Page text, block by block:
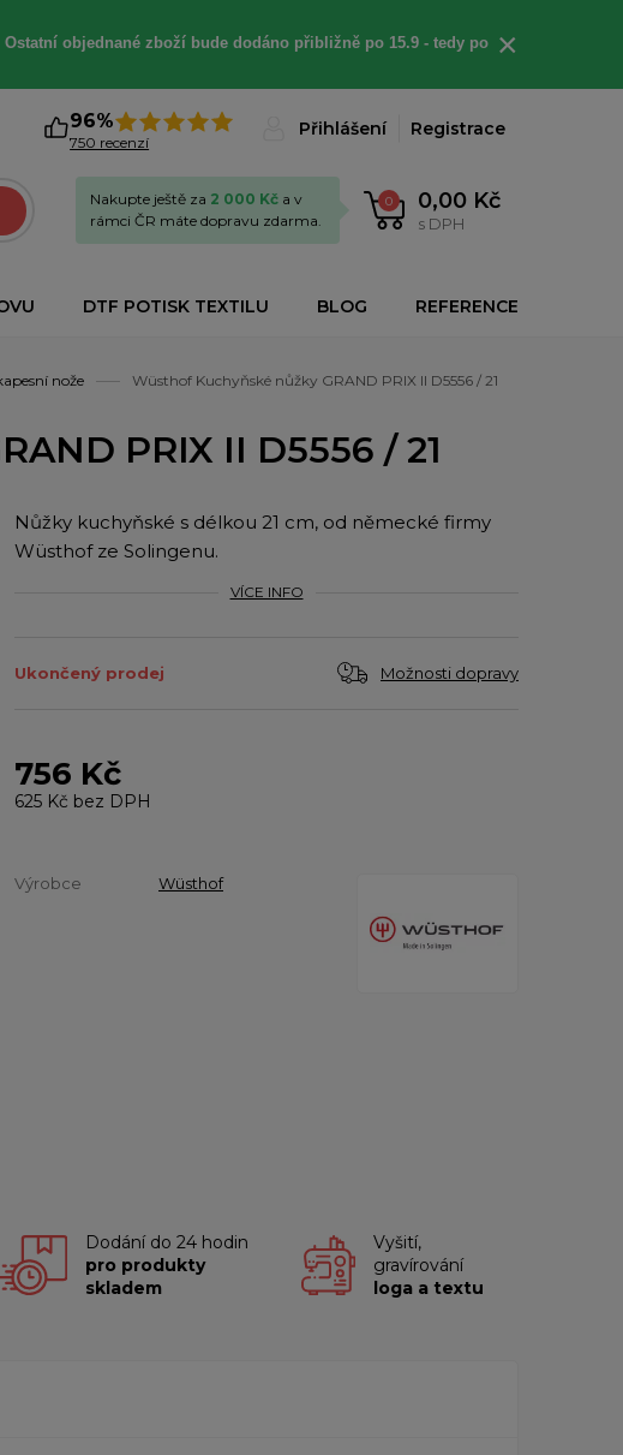
objednané zboží bude dodáno přibližně po 15.9 - tedy po
×
96%
750 recenzí
Přihlášení Registrace
0 0,00 Kč
s DPH
Nakupte ještě za 2 000 Kč a v
rámci ČR máte dopravu zdarma.
DTF POTISK TEXTILU BLOG REFERENCE
nože Wüsthof Kuchyňské nůžky GRAND PRIX II D5556 / 21
PRIX II D5556 / 21
Nůžky kuchyňské s délkou 21 cm, od německé firmy
Wüsthof ze Solingenu.
VÍCE INFO
Ukončený prodej Možnosti dopravy
756 Kč
625 Kč bez DPH
Výrobce Wüsthof
Dodání do 24 hodin
pro produkty
skladem
Vyšití,
gravírování
loga a textu